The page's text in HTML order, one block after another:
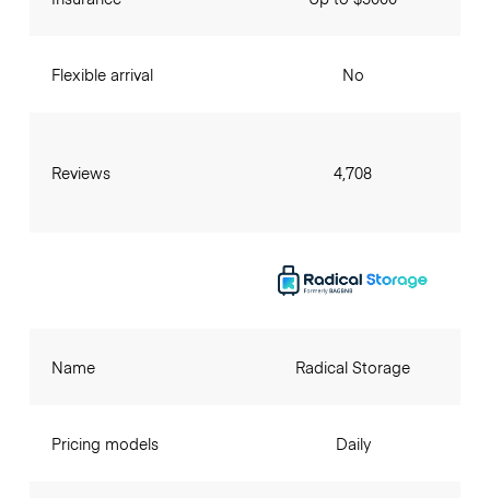
Flexible arrival
Reviews
No
4,708
Name
Pricing models
Radical Storage
Daily